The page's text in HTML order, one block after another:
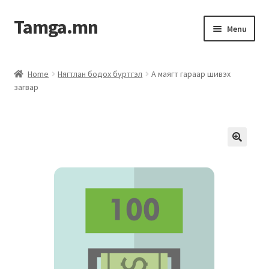
Tamga.mn Menu
ХАБЭА-н багц
Компанийн удирдлагын бичиг баримт
Home Нягтлан бодох бүртгэл
А маягт гараар шивэх
загвар